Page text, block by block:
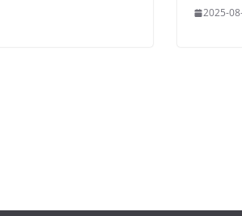
2025-